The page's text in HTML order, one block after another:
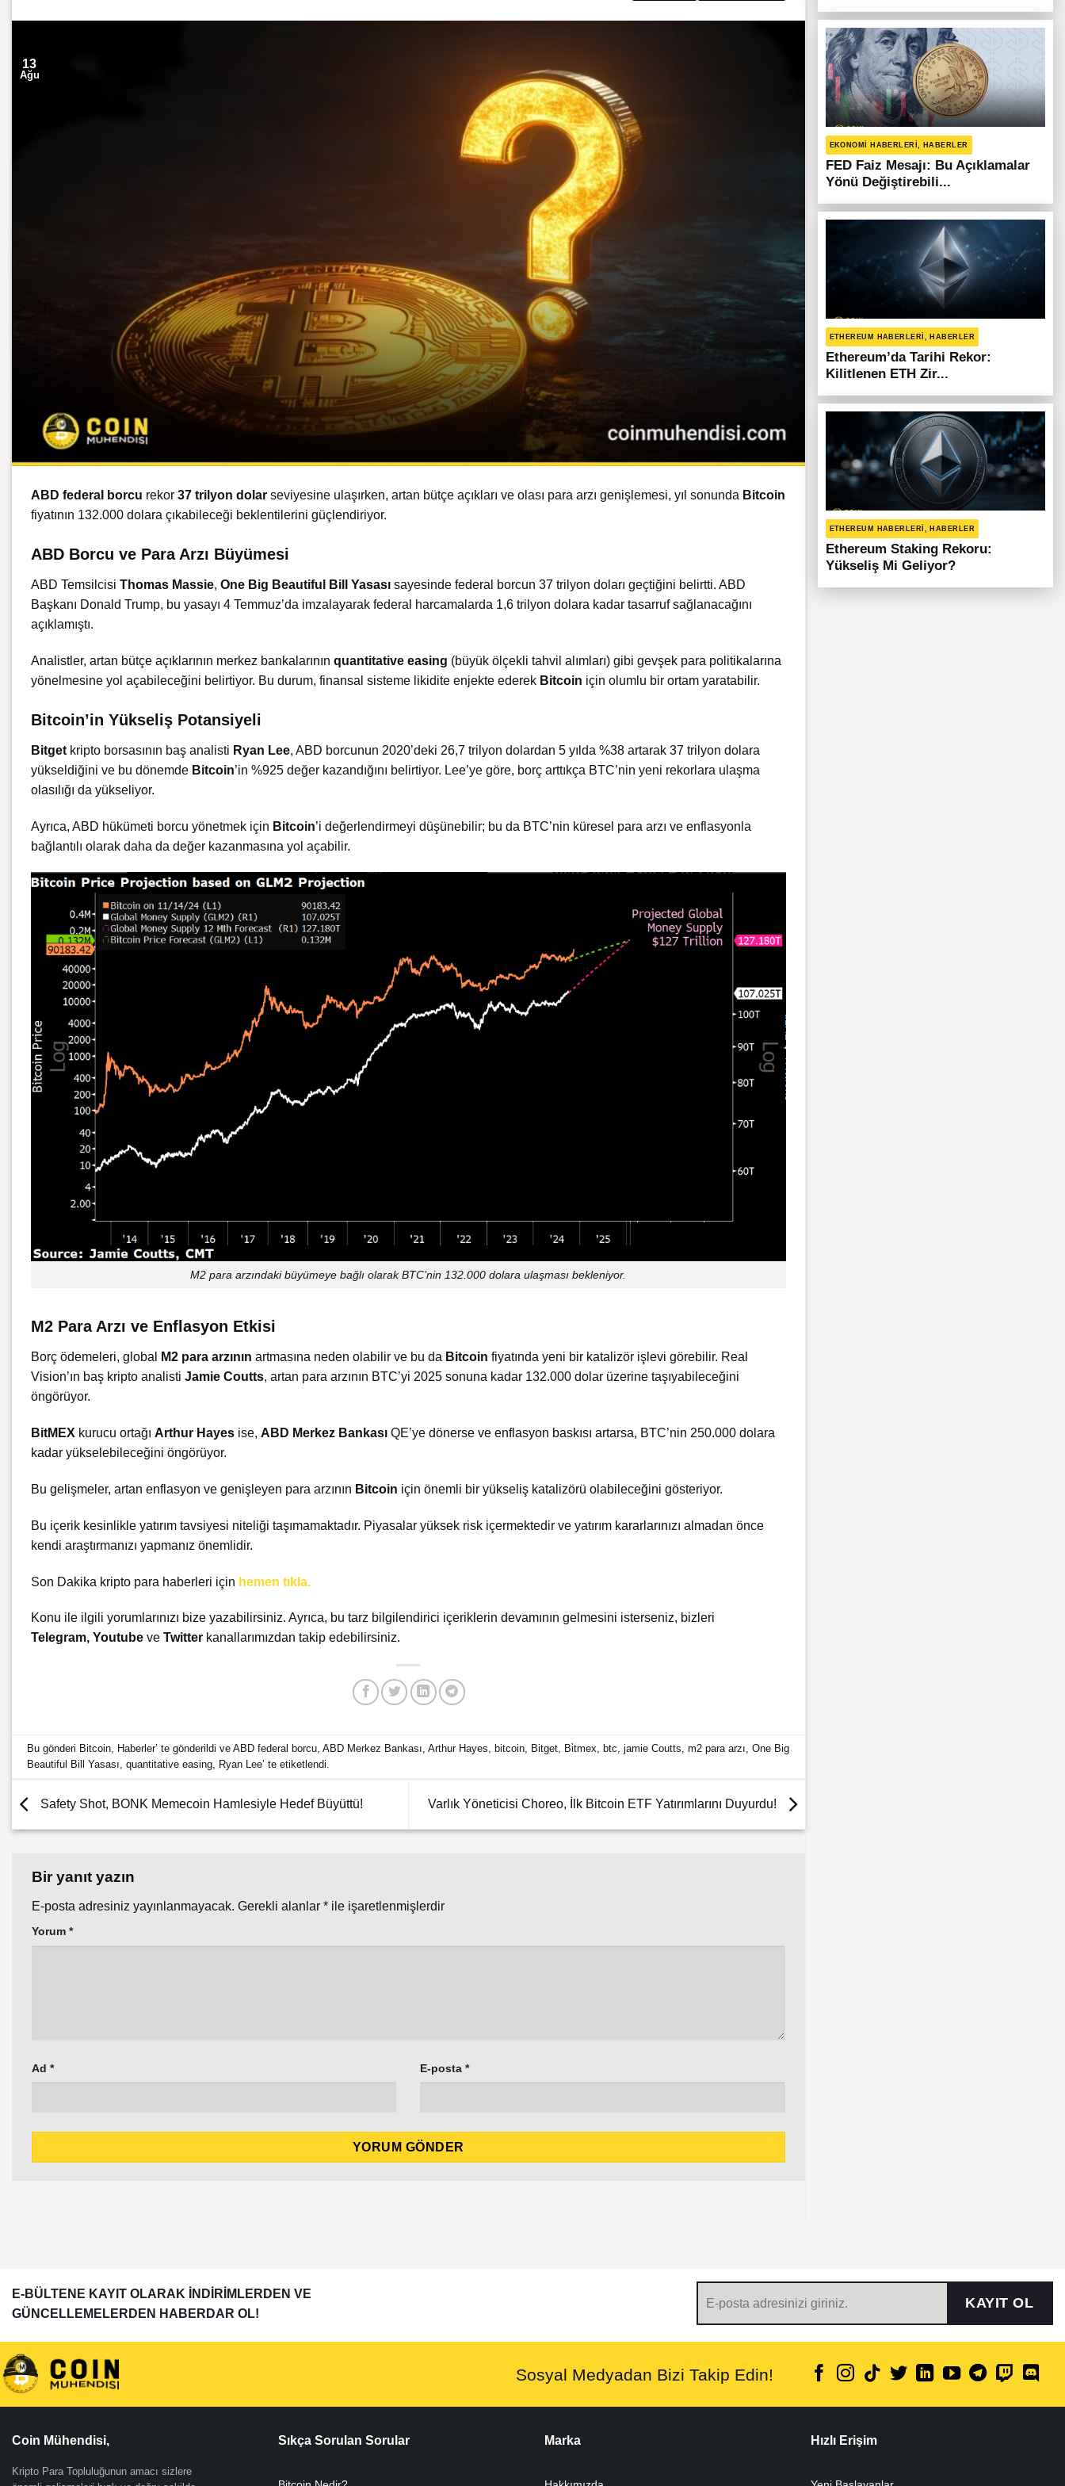
13
Ağu
ABD federal borcu rekor 37 trilyon dolar seviyesine ulaşırken, artan bütçe açıkları ve olası para arzı genişlemesi, yıl sonunda Bitcoin
fiyatının 132.000 dolara çıkabileceği beklentilerini güçlendiriyor.
ABD Borcu ve Para Arzı Büyümesi
ABD Temsilcisi Thomas Massie, One Big Beautiful Bill Yasası sayesinde federal borcun 37 trilyon doları geçtiğini belirtti. ABD
Başkanı Donald Trump, bu yasayı 4 Temmuz’da imzalayarak federal harcamalarda 1,6 trilyon dolara kadar tasarruf sağlanacağını
açıklamıştı.
Analistler, artan bütçe açıklarının merkez bankalarının quantitative easing (büyük ölçekli tahvil alımları) gibi gevşek para politikalarına
yönelmesine yol açabileceğini belirtiyor. Bu durum, finansal sisteme likidite enjekte ederek Bitcoin için olumlu bir ortam yaratabilir.
Bitcoin’in Yükseliş Potansiyeli
Bitget kripto borsasının baş analisti Ryan Lee, ABD borcunun 2020’deki 26,7 trilyon dolardan 5 yılda %38 artarak 37 trilyon dolara
yükseldiğini ve bu dönemde Bitcoin’in %925 değer kazandığını belirtiyor. Lee’ye göre, borç arttıkça BTC’nin yeni rekorlara ulaşma
olasılığı da yükseliyor.
Ayrıca, ABD hükümeti borcu yönetmek için Bitcoin’i değerlendirmeyi düşünebilir; bu da BTC’nin küresel para arzı ve enflasyonla
bağlantılı olarak daha da değer kazanmasına yol açabilir.
M2 para arzındaki büyümeye bağlı olarak BTC’nin 132.000 dolara ulaşması bekleniyor.
M2 Para Arzı ve Enflasyon Etkisi
Borç ödemeleri, global M2 para arzının artmasına neden olabilir ve bu da Bitcoin fiyatında yeni bir katalizör işlevi görebilir. Real
Vision’ın baş kripto analisti Jamie Coutts, artan para arzının BTC’yi 2025 sonuna kadar 132.000 dolar üzerine taşıyabileceğini
öngörüyor.
BitMEX kurucu ortağı Arthur Hayes ise, ABD Merkez Bankası QE’ye dönerse ve enflasyon baskısı artarsa, BTC’nin 250.000 dolara
kadar yükselebileceğini öngörüyor.
Bu gelişmeler, artan enflasyon ve genişleyen para arzının Bitcoin için önemli bir yükseliş katalizörü olabileceğini gösteriyor.
Bu içerik kesinlikle yatırım tavsiyesi niteliği taşımamaktadır. Piyasalar yüksek risk içermektedir ve yatırım kararlarınızı almadan önce
kendi araştırmanızı yapmanız önemlidir.
Son Dakika kripto para haberleri için hemen tıkla.
Konu ile ilgili yorumlarınızı bize yazabilirsiniz. Ayrıca, bu tarz bilgilendirici içeriklerin devamının gelmesini isterseniz, bizleri
Telegram, Youtube ve Twitter kanallarımızdan takip edebilirsiniz.
Bu gönderi Bitcoin Haberler’ te gönderildi veABD federal borcu ,ABD Merkez Bankası ,Arthur Hayes bitcoin Bitget Bi̇tmex btc ,jamie Coutts ,m2 para arzı ,One Big
Beautiful Bill Yasası ,quantitative easing Ryan Lee’ te etiketlendi.
Safety Shot, BONK Memecoin Hamlesiyle Hedef Büyüttü! Varlık Yöneticisi Choreo, İlk Bitcoin ETF Yatırımlarını Duyurdu!
Bir yanıt yazın
E-posta adresiniz yayınlanmayacak. Gerekli alanlar * ile işaretlenmişlerdir
Yorum *
Ad * E-posta*
EKONOMI HABERLERI, HABERLER
FED Faiz Mesajı: Bu Açıklamalar
Yönü Değiştirebili...
ETHEREUM HABERLERI, HABERLER
Ethereum’da Tarihi Rekor:
Kilitlenen ETH Zir...
ETHEREUM HABERLERI, HABERLER
Ethereum Staking Rekoru:
Yükseliş Mi Geliyor?
E-BÜLTENE KAYIT OLARAK İNDİRİMLERDEN VE
GÜNCELLEMELERDEN HABERDAR OL!
KAYIT OL
Sosyal Medyadan Bizi Takip Edin!
Coin Mühendisi,
Kripto Para Topluluğunun amacı sizlere
Sıkça Sorulan Sorular Marka Hızlı Erişim